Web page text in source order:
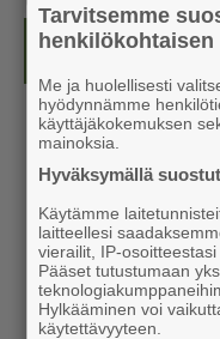
Kesälehti
Tarvitsemme
Me ja huolellisesti
hyödynnämme
käyttäjäkokemuksen
mainoksia.
Hyväksymällä
Käytämme
laitteellesi
vierailit, IP-
Pääset tutustumaan
Hylkääminen voi
käytettävyyteen.